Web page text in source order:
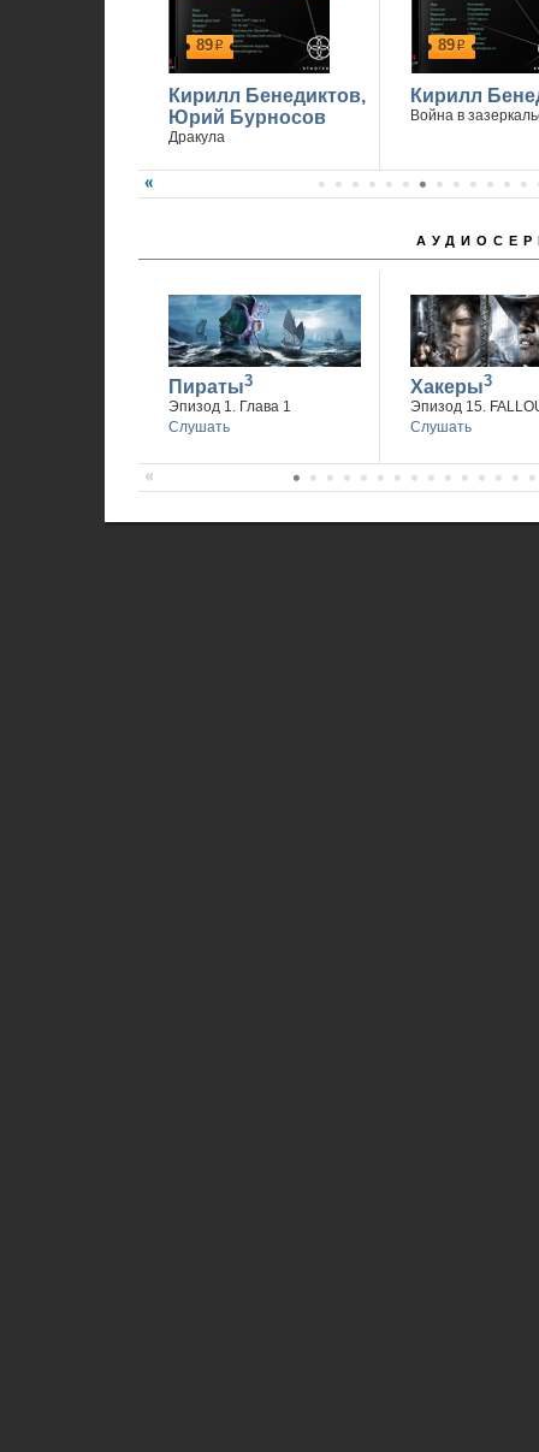
89р
Кирилл Бенедиктов,
Юрий Бурносов
Дракула
89р
Кирилл
Война в
Пираты3
Эпизод 1. Глава 1
Слушать
Хакеры3
Эпизод 15.
Слушать